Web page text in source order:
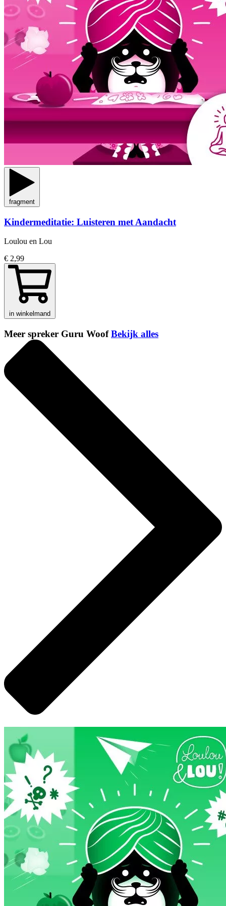
fragment
Kindermeditatie: Luisteren met Aandacht
Loulou en Lou
€ 2,99
in winkelmand
Meer spreker Guru WoofBekijk alles